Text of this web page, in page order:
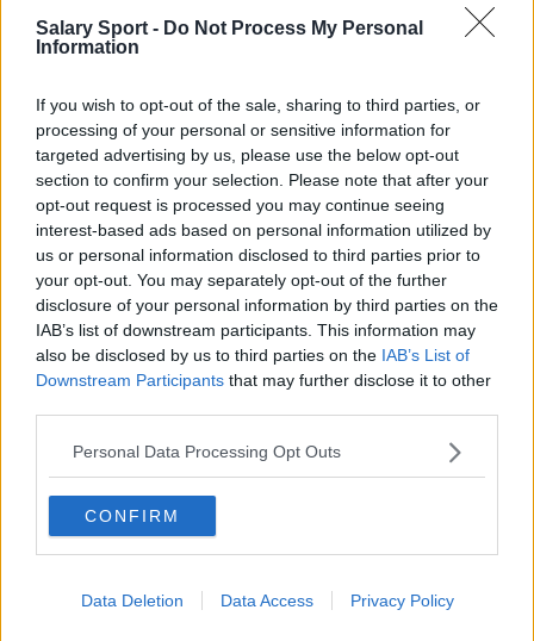
Salary Sport - Do Not Process My Personal
Information
If you wish to opt-out of the sale, sharing to third parties, or
processing of your personal or sensitive information for
targeted advertising by us, please use the below opt-out
section to confirm your selection. Please note that after your
opt-out request is processed you may continue seeing
interest-based ads based on personal information utilized by
us or personal information disclosed to third parties prior to
your opt-out. You may separately opt-out of the further
disclosure of your personal information by third parties on the
IAB’s list of downstream participants. This information may
also be disclosed by us to third parties on the IAB’s List of
Downstream Participants that may further disclose it to other
Personal Data Processing Opt Outs
CONFIRM
Data Deletion Data Access Privacy Policy
branży i informatorzy. Szukamy informacji za ciebie!
About Us
Contact Us
Privacy Policy
Change Consent
Language
Top 10 Most Expensive Football Managers
How much are football referees paid?